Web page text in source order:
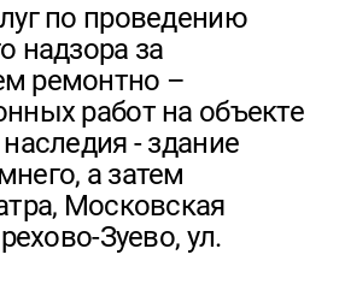
по проведению
надзора за
ремонтно –
работ на объекте
наследия - здание
а затем
Московская
Зуево, ул.